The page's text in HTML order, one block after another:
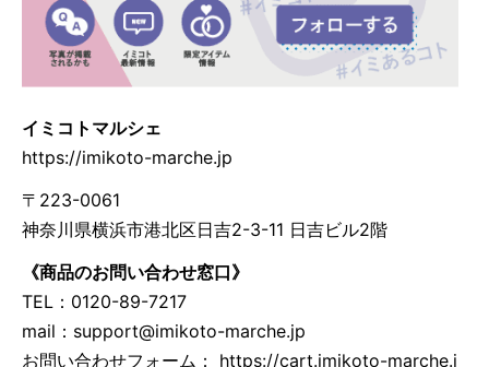
イミコトマルシェ
https://imikoto-marche.jp
〒223-0061
神奈川県横浜市港北区日吉2-3-11 日吉ビル2階
《商品のお問い合わせ窓口》
TEL：0120-89-7217
mail： support@imikoto-marche.jp
お問い合わせフォーム： https://cart.imikoto-marche.j